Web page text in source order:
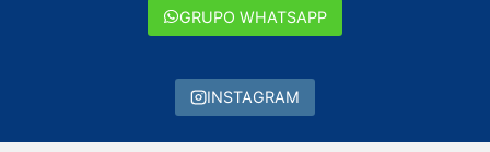
GRUPO WHATSAPP
INSTAGRAM